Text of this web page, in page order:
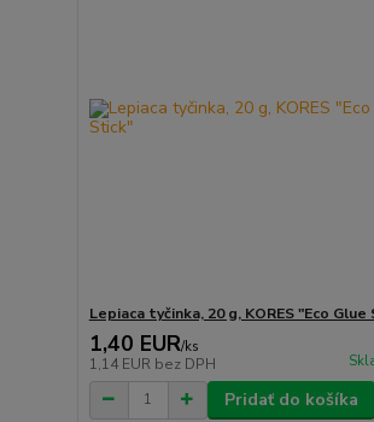
Lepiaca tyčinka, 20 g, KORES "Eco
1,40 EUR/ks
1,14 EUR bez DPH
Pridať do košíka